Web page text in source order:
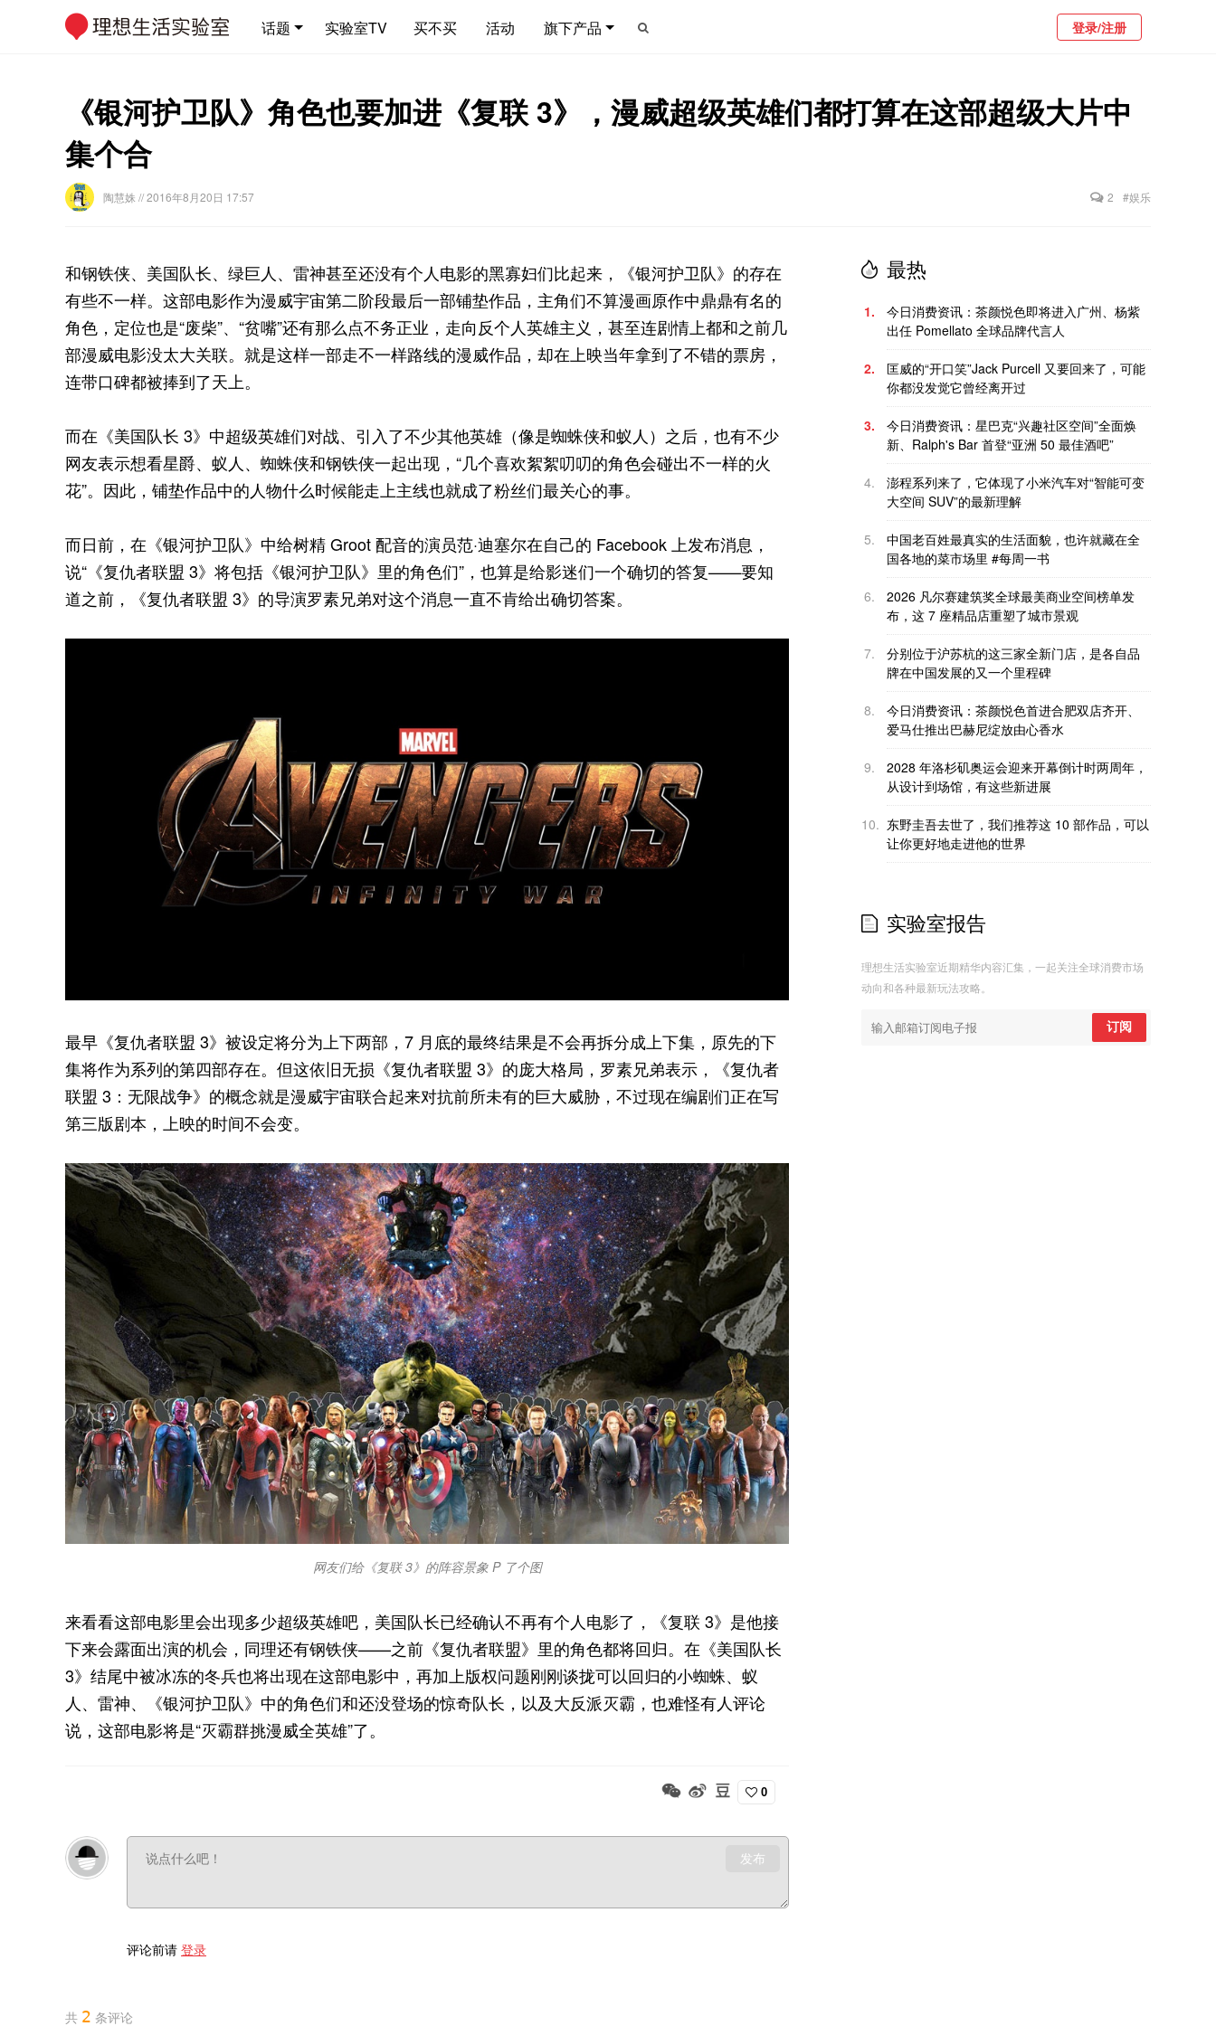
话题 实验室TV 买不买 活动 旗下产品 登录/注册
《银河护卫队》角色也要加进《复联 3》，漫威超级英雄们都打算在这部超级大片中
集个合
陶慧姝 // 2016年8月20日 17:57 2 #娱乐
和钢铁侠、美国队长、绿巨人、雷神甚至还没有个人电影的黑寡妇们比起来，《银河护卫队》的存在
有些不一样。这部电影作为漫威宇宙第二阶段最后一部铺垫作品，主角们不算漫画原作中鼎鼎有名的
角色，定位也是“废柴”、“贫嘴”还有那么点不务正业，走向反个人英雄主义，甚至连剧情上都和之前几
部漫威电影没太大关联。就是这样一部走不一样路线的漫威作品，却在上映当年拿到了不错的票房，
连带口碑都被捧到了天上。
而在《美国队长 3》中超级英雄们对战、引入了不少其他英雄（像是蜘蛛侠和蚁人）之后，也有不少
网友表示想看星爵、蚁人、蜘蛛侠和钢铁侠一起出现，“几个喜欢絮絮叨叨的角色会碰出不一样的火
花”。因此，铺垫作品中的人物什么时候能走上主线也就成了粉丝们最关心的事。
而日前，在《银河护卫队》中给树精 Groot 配音的演员范·迪塞尔在自己的 Facebook 上发布消息，
说“《复仇者联盟 3》将包括《银河护卫队》里的角色们”，也算是给影迷们一个确切的答复——要知
道之前，《复仇者联盟 3》的导演罗素兄弟对这个消息一直不肯给出确切答案。
最早《复仇者联盟 3》被设定将分为上下两部，7 月底的最终结果是不会再拆分成上下集，原先的下
集将作为系列的第四部存在。但这依旧无损《复仇者联盟 3》的庞大格局，罗素兄弟表示，《复仇者
联盟 3：无限战争》的概念就是漫威宇宙联合起来对抗前所未有的巨大威胁，不过现在编剧们正在写
第三版剧本，上映的时间不会变。
网友们给《复联 3》的阵容景象 P 了个图
来看看这部电影里会出现多少超级英雄吧，美国队长已经确认不再有个人电影了，《复联 3》是他接
下来会露面出演的机会，同理还有钢铁侠——之前《复仇者联盟》里的角色都将回归。在《美国队长
3》结尾中被冰冻的冬兵也将出现在这部电影中，再加上版权问题刚刚谈拢可以回归的小蜘蛛、蚁
人、雷神、《银河护卫队》中的角色们和还没登场的惊奇队长，以及大反派灭霸，也难怪有人评论
说，这部电影将是“灭霸群挑漫威全英雄”了。
0
发布
评论前请 登录
共 2 条评论
最热
1.
今日消费资讯：茶颜悦色即将进入广州、杨紫
出任 Pomellato 全球品牌代言人
2.
匡威的“开口笑”Jack Purcell 又要回来了，可能
你都没发觉它曾经离开过
3.
今日消费资讯：星巴克“兴趣社区空间”全面焕
新、Ralph's Bar 首登“亚洲 50 最佳酒吧”
4.
澎程系列来了，它体现了小米汽车对“智能可变
大空间 SUV”的最新理解
5.
中国老百姓最真实的生活面貌，也许就藏在全
国各地的菜市场里 #每周一书
6.
2026 凡尔赛建筑奖全球最美商业空间榜单发
布，这 7 座精品店重塑了城市景观
7.
分别位于沪苏杭的这三家全新门店，是各自品
牌在中国发展的又一个里程碑
8.
今日消费资讯：茶颜悦色首进合肥双店齐开、
爱马仕推出巴赫尼绽放由心香水
9.
2028 年洛杉矶奥运会迎来开幕倒计时两周年，
从设计到场馆，有这些新进展
10. 东野圭吾去世了，我们推荐这 10 部作品，可以
让你更好地走进他的世界
实验室报告
理想生活实验室近期精华内容汇集，一起关注全球消费市场
动向和各种最新玩法攻略。